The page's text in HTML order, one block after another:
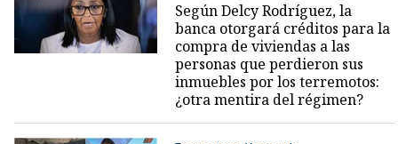
Según Delcy Rodríguez, la
banca otorgará créditos para la
compra de viviendas a las
personas que perdieron sus
inmuebles por los terremotos:
¿otra mentira del régimen?